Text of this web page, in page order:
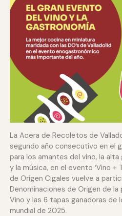
La Acera de Recoletos de
segundo año consecutivo en el
para los amantes del vino, la
y la música, en el evento ‘Vino +
de Origen Cigales vuelve a
Denominaciones de Origen de la
Vino y las 6 tapas ganadoras de
mundial de 2025.